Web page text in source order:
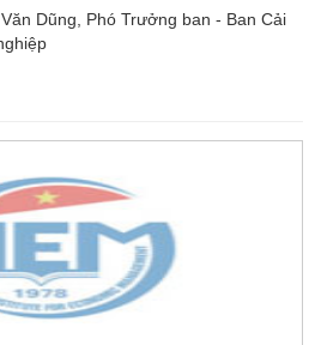
Dũng, Phó Trưởng ban - Ban Cải